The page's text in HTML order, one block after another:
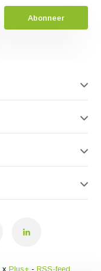
Abonneer
x Plus+- RSS-feed